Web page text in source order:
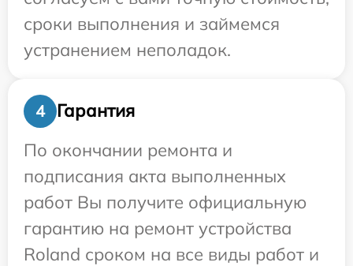
сроки выполнения и займемся
устранением неполадок.
4
Гарантия
По окончании ремонта и
подписания акта выполненных
работ Вы получите официальную
гарантию на ремонт устройства
Roland сроком на все виды работ и